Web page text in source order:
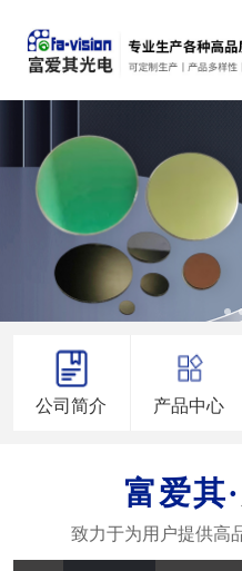
公司简介 产品中心